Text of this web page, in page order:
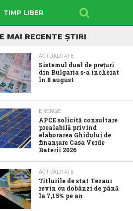
TIMP LIBER
MAI RECENTE ȘTIRI
ACTUALITATE
Sistemul dual de prețuri
din Bulgaria s-a încheiat
în 8 august
ENERGIE
APCE solicită consultare
prealabilă privind
elaborarea Ghidului de
finanțare Casa Verde
Baterii 2026
ACTUALITATE
Titlurile de stat Tezaur
revin cu dobânzi de până
la 7,15% pe an